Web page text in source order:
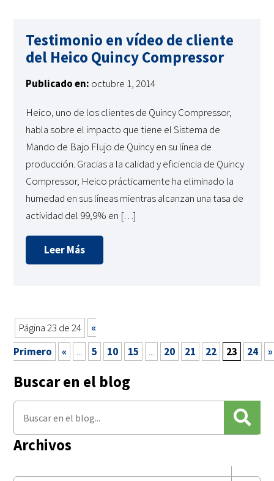
Testimonio en vídeo de cliente
del Heico Quincy Compressor
Publicado en: octubre 1, 2014
Heico, uno de los clientes de Quincy Compressor,
habla sobre el impacto que tiene el Sistema de
Mando de Bajo Flujo de Quincy en su línea de
producción. Gracias a la calidad y eficiencia de Quincy
Compressor, Heico prácticamente ha eliminado la
humedad en sus líneas mientras alcanzan una tasa de
actividad del 99,9% en […]
Leer Más
Página 23 de 24
«
Primero
« ... 5 10 15 ... 20 21 22 23 24 »
Buscar en el blog
Archivos